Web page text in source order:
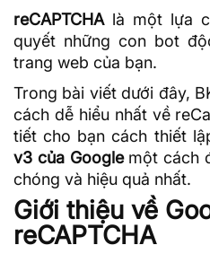
reCAPTCHAlà một lựa
quyết những con bot
trang web của bạn.
Trong bài viết dưới đây,
cách dễ hiểu nhất về
tiết cho bạn cách thiết
v3 của Googlemột cách
chóng và hiệu quả nhất.
Giới thiệu về
reCAPTCHA